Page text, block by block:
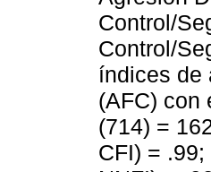
Control/
Control/
índices de
(AFC) con
(714) =
CFI) =